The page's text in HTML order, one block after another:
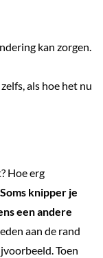
kan zorgen.
als hoe het nu
Hoe erg
Soms knipper je
een andere
aan de rand
Toen